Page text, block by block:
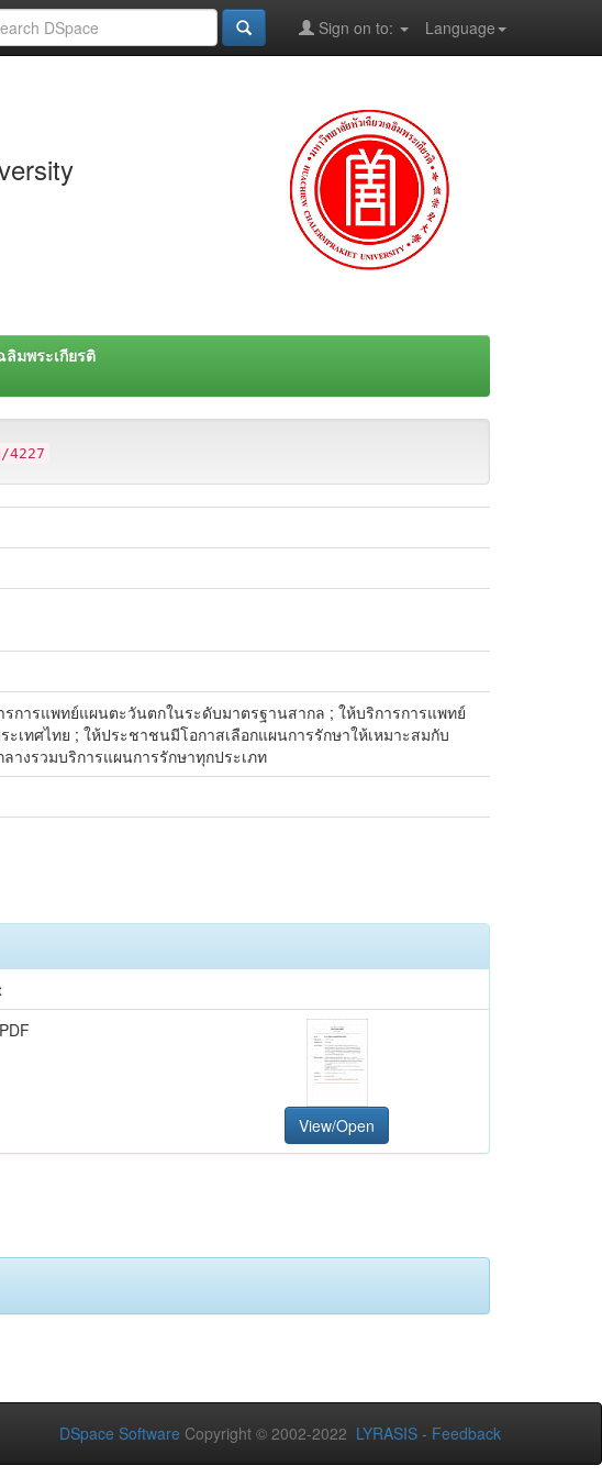
Language
Sign on to:
ลิมพระเกียรติ
การแพทย์แผนตะวันตกในระดับมาตรฐานสากล ; ให้บริการการแพทย์
ทศไทย ; ให้ประชาชนมีโอกาสเลือกแผนการรักษาให้เหมาะสมกับ
างรวมบริการแผนการรักษาทุกประเภท
View/Open
DSpace Software Copyright © 2002-2022 LYRASIS - Feedback